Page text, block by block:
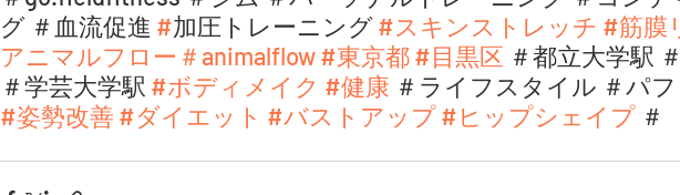
グ ＃血流促進 #加圧トレーニング #スキンストレッチ #筋膜
アニマルフロー ＃animalflow #東京都#目黒区 ＃都立大学駅
＃学芸大学駅 #ボディメイク #健康 ＃ライフスタイル ＃パ
#姿勢改善 #ダイエット #バストアップ#ヒップシェイプ ＃